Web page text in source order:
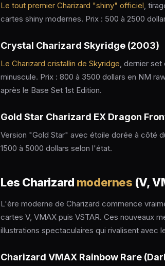
Le tout premier Charizard "shiny" officiel,
cartes shiny modernes. Prix : 500 à 2500
Crystal Charizard Skyridge (2003)
Le Charizard cristallin de Skyridge, dernier set
minuscule. Prix : 800 à 3500 dollars en NM
après le Base Set 1st Edition.
Gold Star Charizard EX Dragon
Version "Gold Star" avec étoile dorée à côté
1500 à 5000 dollars selon l'état.
Les Charizard modernes (V,
L'ère moderne de Charizard commence
cartes V, VMAX puis VSTAR. Ces nouveaux
illustrations spectaculaires qui rivalisent avec
Charizard VMAX Rainbow Rare